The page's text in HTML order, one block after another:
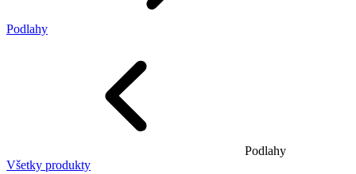
Podlahy
Podlahy
Všetky produkty